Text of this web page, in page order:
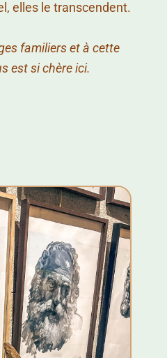
elles le transcendent.
familiers et à cette
est si chère ici.